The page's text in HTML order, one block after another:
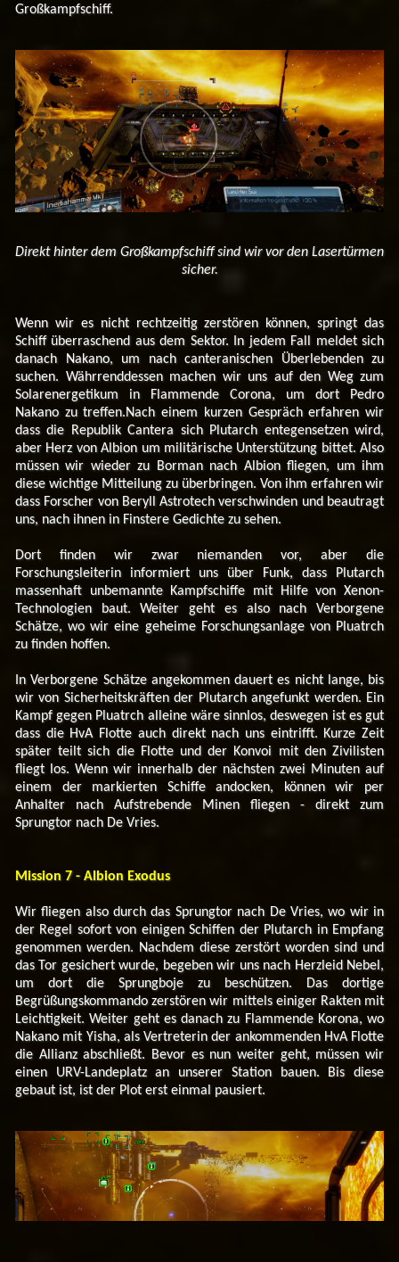
Großkampfschiff.
Direkt hinter dem Großkampfschiff sind wir vor den Lasertürmen
sicher.
Wenn wir es nicht rechtzeitig zerstören können, springt das
Schiff überraschend aus dem Sektor. In jedem Fall meldet sich
danach Nakano, um nach canteranischen Überlebenden zu
suchen. Währrenddessen machen wir uns auf den Weg zum
Solarenergetikum in Flammende Corona, um dort Pedro
Nakano zu treffen.Nach einem kurzen Gespräch erfahren wir
dass die Republik Cantera sich Plutarch entegensetzen wird,
aber Herz von Albion um militärische Unterstützung bittet. Also
müssen wir wieder zu Borman nach Albion fliegen, um ihm
diese wichtige Mitteilung zu überbringen. Von ihm erfahren wir
dass Forscher von Beryll Astrotech verschwinden und beautragt
uns, nach ihnen in Finstere Gedichte zu sehen.
Dort finden wir zwar niemanden vor, aber die
Forschungsleiterin informiert uns über Funk, dass Plutarch
massenhaft unbemannte Kampfschiffe mit Hilfe von Xenon-
Technologien baut. Weiter geht es also nach Verborgene
Schätze, wo wir eine geheime Forschungsanlage von Pluatrch
zu finden hoffen.
In Verborgene Schätze angekommen dauert es nicht lange, bis
wir von Sicherheitskräften der Plutarch angefunkt werden. Ein
Kampf gegen Pluatrch alleine wäre sinnlos, deswegen ist es gut
dass die HvA Flotte auch direkt nach uns eintrifft. Kurze Zeit
später teilt sich die Flotte und der Konvoi mit den Zivilisten
fliegt los. Wenn wir innerhalb der nächsten zwei Minuten auf
einem der markierten Schiffe andocken, können wir per
Anhalter nach Aufstrebende Minen fliegen - direkt zum
Sprungtor nach De Vries.
Mission 7 - Albion Exodus
Wir fliegen also durch das Sprungtor nach De Vries, wo wir in
der Regel sofort von einigen Schiffen der Plutarch in Empfang
genommen werden. Nachdem diese zerstört worden sind und
das Tor gesichert wurde, begeben wir uns nach Herzleid Nebel,
um dort die Sprungboje zu beschützen. Das dortige
Begrüßungskommando zerstören wir mittels einiger Rakten mit
Leichtigkeit. Weiter geht es danach zu Flammende Korona, wo
Nakano mit Yisha, als Vertreterin der ankommenden HvA Flotte
die Allianz abschließt. Bevor es nun weiter geht, müssen wir
einen URV-Landeplatz an unserer Station bauen. Bis diese
gebaut ist, ist der Plot erst einmal pausiert.